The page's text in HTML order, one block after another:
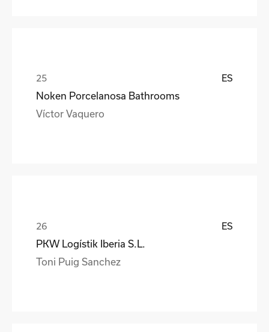
ES
Noken Porcelanosa Bathrooms
Víctor Vaquero
ES
PKW Logístik Iberia S.L.
Toni Puig Sanchez